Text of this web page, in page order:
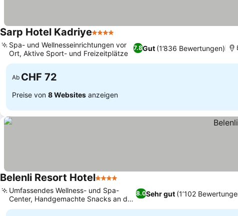
Sarp Hotel Kadriye4 Sterne
7.8Gut (1’836 Bewertungen)
Spa- und Wellnesseinrichtungen vor
Ort, Aktive Sport- und Freizeitplätze
Ab CHF 72
Preise von 8 Websites anzeigen
Belenli Resort Hotel4 Sterne
8.0Sehr gut (1’102
Umfassendes Wellness- und Spa-
Center, Handgemachte Snacks an der
Poolbar